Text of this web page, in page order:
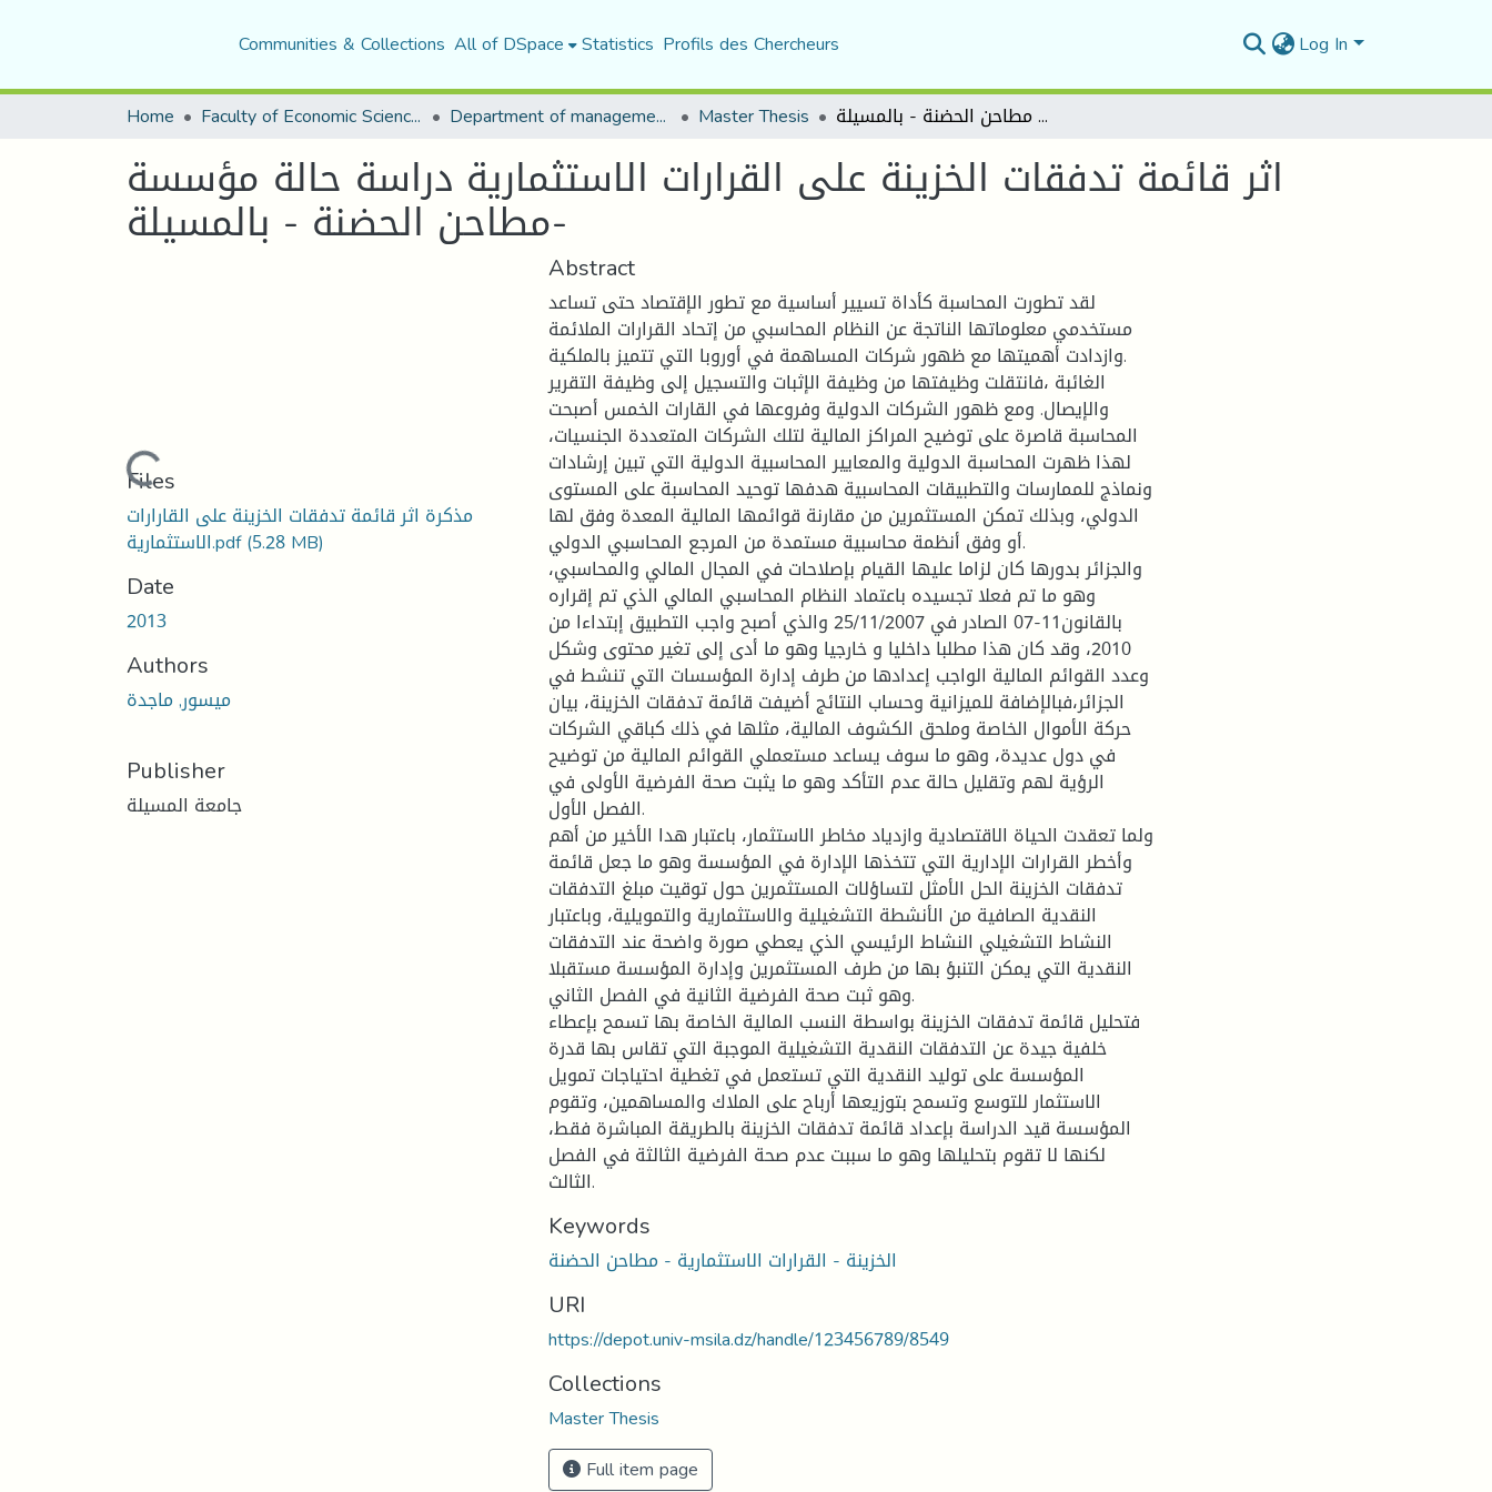
Communities & Collections All of DSpace Statistics Profils des Chercheurs Log In
Home Faculty of Economic Sciences, Commerce and Management Sciences Department of management sciences Master Thesis اثر قائمة تدفقات الخزينة على القرارات الاستثمارية دراسة حالة مؤسسة مطاحن الحضنة - بالمسيلة-
اثر قائمة تدفقات الخزينة على القرارات الاستثمارية دراسة حالة مؤسسة
مطاحن الحضنة - بالمسيلة-
Loading...
Files
مذكرة اثر قائمة تدفقات الخزينة على القارارات
الاستثمارية.pdf(5.28 MB)
Date
2013
Authors
ميسور, ماجدة
Publisher
جامعة المسيلة
Abstract
لقد تطورت المحاسبة كأداة تسيير أساسية مع تطور الإقتصاد حتى تساعد
مستخدمي معلوماتها الناتجة عن النظام المحاسبي من إتحاد القرارات الملائمة
.وازدادت أهميتها مع ظهور شركات المساهمة في أوروبا التي تتميز بالملكية
الغائبة ،فانتقلت وظيفتها من وظيفة الإثبات والتسجيل إلى وظيفة التقرير
والإيصال. ومع ظهور الشركات الدولية وفروعها في القارات الخمس أصبحت
المحاسبة قاصرة على توضيح المراكز المالية لتلك الشركات المتعددة الجنسيات،
لهذا ظهرت المحاسبة الدولية والمعايير المحاسبية الدولية التي تبين إرشادات
ونماذج للممارسات والتطبيقات المحاسبية هدفها توحيد المحاسبة على المستوى
الدولي، وبذلك تمكن المستثمرين من مقارنة قوائمها المالية المعدة وفق لها
أو وفق أنظمة محاسبية مستمدة من المرجع المحاسبي الدولي.
والجزائر بدورها كان لزاما عليها القيام بإصلاحات في المجال المالي والمحاسبي،
وهو ما تم فعلا تجسيده باعتماد النظام المحاسبي المالي الذي تم إقراره
بالقانون11-07 الصادر في 25/11/2007 والذي أصبح واجب التطبيق إبتداءا من
2010، وقد كان هذا مطلبا داخليا و خارجيا وهو ما أدى إلى تغير محتوى وشكل
وعدد القوائم المالية الواجب إعدادها من طرف إدارة المؤسسات التي تنشط في
الجزائر،فبالإضافة للميزانية وحساب النتائج أضيفت قائمة تدفقات الخزينة، بيان
حركة الأموال الخاصة وملحق الكشوف المالية، مثلها في ذلك كباقي الشركات
في دول عديدة، وهو ما سوف يساعد مستعملي القوائم المالية من توضيح
الرؤية لهم وتقليل حالة عدم التأكد وهو ما يثبت صحة الفرضية الأولى في
الفصل الأول.
ولما تعقدت الحياة الاقتصادية وازدياد مخاطر الاستثمار، باعتبار هدا الأخير من أهم
وأخطر القرارات الإدارية التي تتخذها الإدارة في المؤسسة وهو ما جعل قائمة
تدفقات الخزينة الحل الأمثل لتساؤلات المستثمرين حول توقيت مبلغ التدفقات
النقدية الصافية من الأنشطة التشغيلية والاستثمارية والتمويلية، وباعتبار
النشاط التشغيلي النشاط الرئيسي الذي يعطي صورة واضحة عند التدفقات
النقدية التي يمكن التنبؤ بها من طرف المستثمرين وإدارة المؤسسة مستقبلا
وهو ثبت صحة الفرضية الثانية في الفصل الثاني.
فتحليل قائمة تدفقات الخزينة بواسطة النسب المالية الخاصة بها تسمح بإعطاء
خلفية جيدة عن التدفقات النقدية التشغيلية الموجبة التي تقاس بها قدرة
المؤسسة على توليد النقدية التي تستعمل في تغطية احتياجات تمويل
الاستثمار للتوسع وتسمح بتوزيعها أرباح على الملاك والمساهمين، وتقوم
المؤسسة قيد الدراسة بإعداد قائمة تدفقات الخزينة بالطريقة المباشرة فقط،
لكنها لا تقوم بتحليلها وهو ما سببت عدم صحة الفرضية الثالثة في الفصل
الثالث.
Keywords
الخزينة - القرارات الاستثمارية - مطاحن الحضنة
URI
https://depot.univ-msila.dz/handle/123456789/8549
Collections
Master Thesis
Full item page